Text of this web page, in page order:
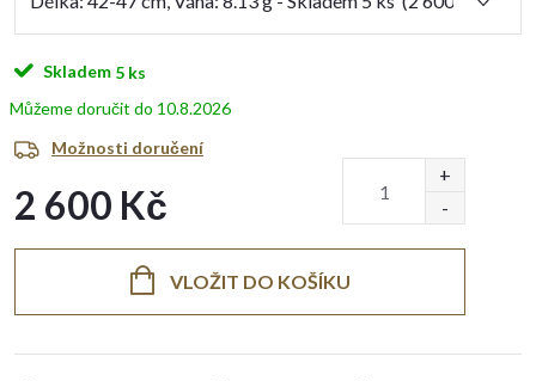
Skladem 5 ks
10.8.2026
Možnosti doručení
2 600 Kč
VLOŽIT DO KOŠÍKU